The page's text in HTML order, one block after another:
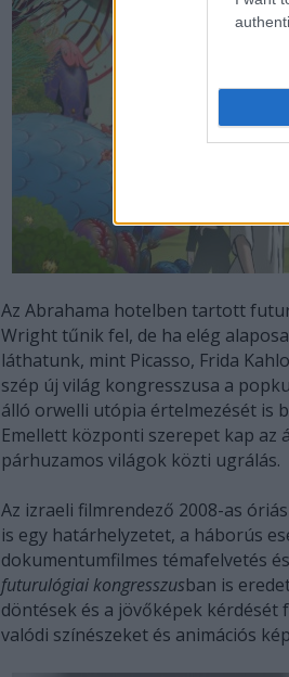
Az Abrahama hotelben tartott
Wright tűnik fel, de ha elég
láthatunk, mint Picasso, Frida
szép új világ kongresszusa a
álló orwelli utópia értelmezését is
Emellett központi szerepet kap az
párhuzamos világok közti ugrálás.
Az izraeli filmrendező 2008-as
is egy határhelyzetet, a háborús
dokumentumfilmes témafelvetés
futurulógiai kongresszusban is
döntések és a jövőképek kérdését
valódi színészeket és animációs